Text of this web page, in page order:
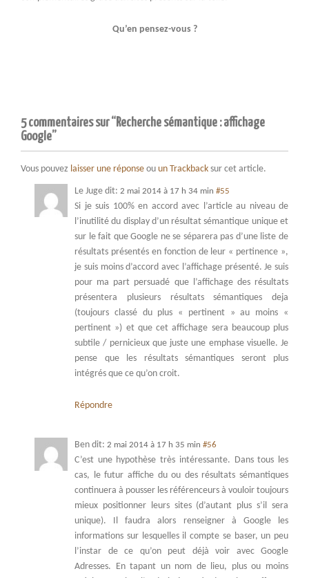
Qu’en pensez-vous ?
5 commentaires sur “Recherche sémantique : affichage
Google”
Vous pouvez laisser une réponse ou un Trackback sur cet article.
Le Juge dit: 2 mai 2014 à 17 h 34 min #55
Si je suis 100% en accord avec l’article au niveau de
l’inutilité du display d’un résultat sémantique unique et
sur le fait que Google ne se séparera pas d’une liste de
résultats présentés en fonction de leur « pertinence »,
je suis moins d’accord avec l’affichage présenté. Je suis
pour ma part persuadé que l’affichage des résultats
présentera plusieurs résultats sémantiques deja
(toujours classé du plus « pertinent » au moins «
pertinent ») et que cet affichage sera beaucoup plus
subtile / pernicieux que juste une emphase visuelle. Je
pense que les résultats sémantiques seront plus
intégrés que ce qu’on croit.
Répondre
Ben dit: 2 mai 2014 à 17 h 35 min #56
C’est une hypothèse très intéressante. Dans tous les
cas, le futur affiche du ou des résultats sémantiques
continuera à pousser les référenceurs à vouloir toujours
mieux positionner leurs sites (d’autant plus s’il sera
unique). Il faudra alors renseigner à Google les
informations sur lesquelles il compte se baser, un peu
l’instar de ce qu’on peut déjà voir avec Google
Adresses. En tapant un nom de lieu, plus ou moins